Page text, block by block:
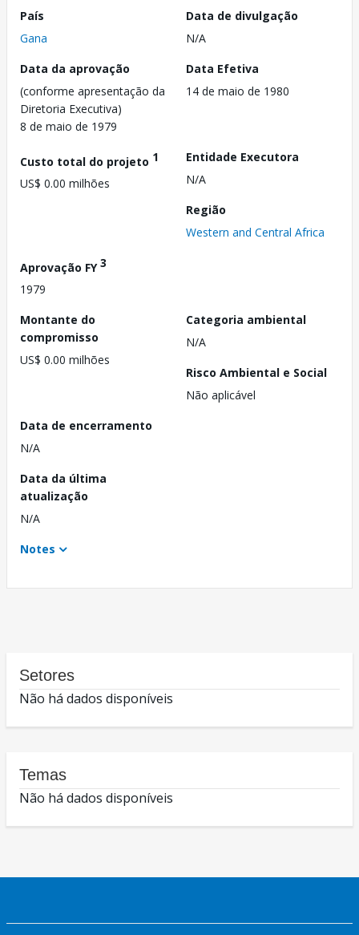
País
Gana
Data de divulgação
N/A
Data da aprovação
(conforme apresentação da
Diretoria Executiva)
8 de maio de 1979
Data Efetiva
14 de maio de 1980
Custo total do projeto 1
US$ 0.00 milhões
Entidade Executora
N/A
Região
Western and Central Africa
Aprovação FY3
1979
Montante do
compromisso
US$ 0.00 milhões
Categoria ambiental
N/A
Risco Ambiental e Social
Não aplicável
Data de encerramento
N/A
Data da última
atualização
N/A
Notes
Setores
Não há dados disponíveis
Temas
Não há dados disponíveis